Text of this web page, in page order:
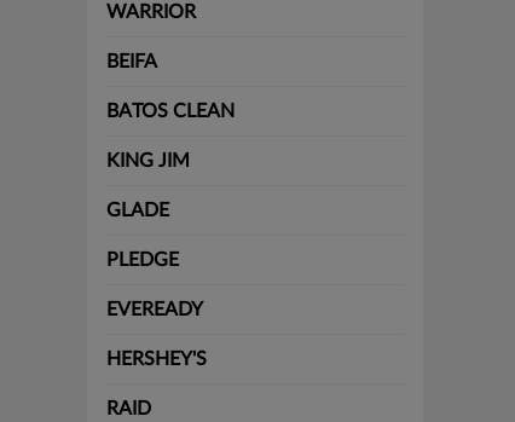
WARRIOR
BEIFA
BATOS CLEAN
KING JIM
GLADE
PLEDGE
EVEREADY
HERSHEY'S
RAID